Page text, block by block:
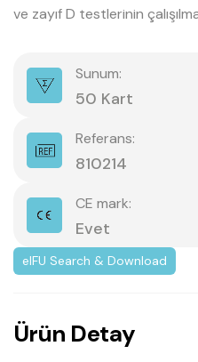
ve zayıf D testlerinin
Sunum:
50 Kart
Referans:
810214
CE mark:
Evet
eIFU Search & Download
Ürün Detay